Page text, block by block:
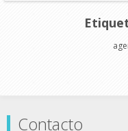
Contacto